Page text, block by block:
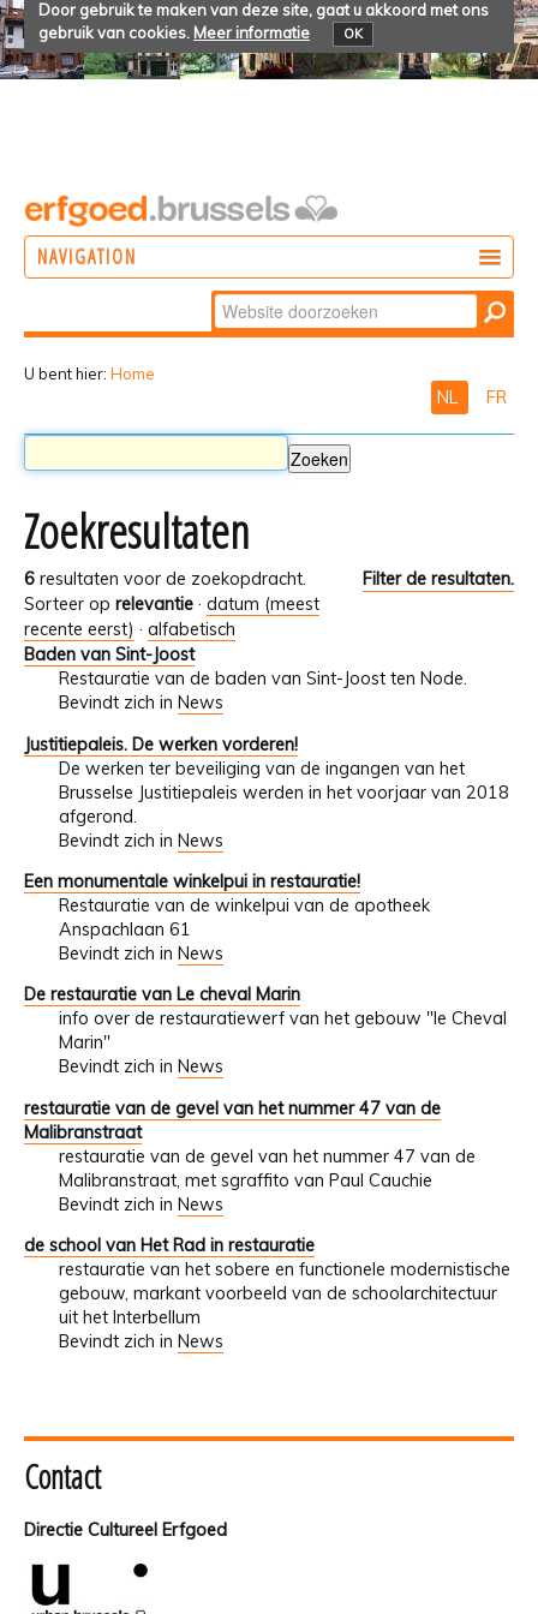
Door gebruik te maken van deze site, gaat u akkoord met ons
gebruik van cookies. Meer informatie OK
NAVIGATION
Zoek
Geavanceerd
U bent hier: Home
NL FR
Zoekresultaten
6 resultaten voor de zoekopdracht.
Filter de resultaten.
Sorteer op relevantie · datum (meest
recente eerst) · alfabetisch
Baden van Sint-Joost
Restauratie van de baden van Sint-Joost ten Node.
Bevindt zich in News
Justitiepaleis. De werken vorderen!
De werken ter beveiliging van de ingangen van het
Brusselse Justitiepaleis werden in het voorjaar van 2018
afgerond.
Bevindt zich in News
Een monumentale winkelpui in restauratie!
Restauratie van de winkelpui van de apotheek
Anspachlaan 61
Bevindt zich in News
De restauratie van Le cheval Marin
info over de restauratiewerf van het gebouw "le Cheval
Marin"
Bevindt zich in News
restauratie van de gevel van het nummer 47 van de
Malibranstraat
restauratie van de gevel van het nummer 47 van de
Malibranstraat, met sgraffito van Paul Cauchie
Bevindt zich in News
de school van Het Rad in restauratie
restauratie van het sobere en functionele modernistische
gebouw, markant voorbeeld van de schoolarchitectuur
uit het Interbellum
Bevindt zich in News
Contact
Directie Cultureel Erfgoed